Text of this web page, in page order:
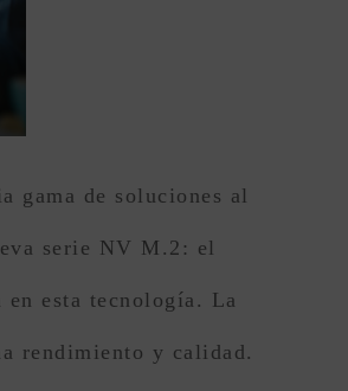
gama de soluciones al
serie NV M.2: el
esta tecnología. La
rendimiento y calidad.